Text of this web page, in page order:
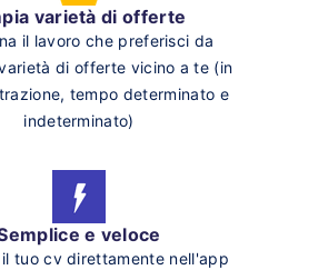
varietà di offerte
il lavoro che preferisci da
di offerte vicino a te (in
tempo determinato e
indeterminato)
e veloce
tuo cv direttamente nell'app